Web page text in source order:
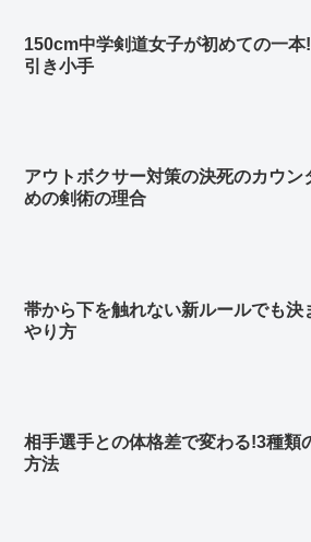
150cm中学剣道女子が初めての一
引き小手
アウトボクサー対策の決死のカウン
めの剣術の理合
帯から下を触れない新ルールでも決
やり方
相手選手との体格差で変わる!3種類
方法